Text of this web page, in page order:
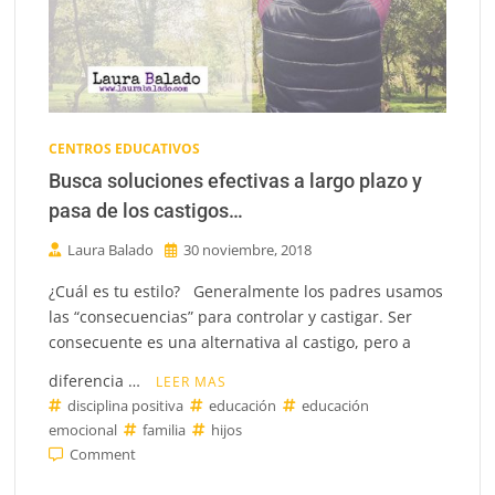
CENTROS EDUCATIVOS
Busca soluciones efectivas a largo plazo y
pasa de los castigos…
Laura Balado 30 noviembre, 2018
¿Cuál es tu estilo? Generalmente los padres usamos
las “consecuencias” para controlar y castigar. Ser
consecuente es una alternativa al castigo, pero a
diferencia …
LEER MAS
disciplina positiva educación
educación
emocional
familia
hijos
Commenton